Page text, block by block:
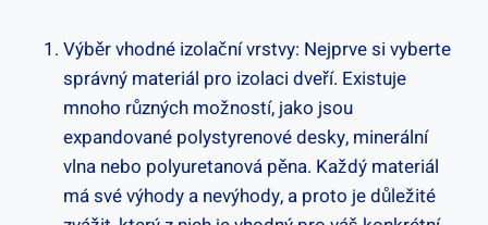
Výběr vhodné izolační vrstvy: Nejprve si vyberte
správný materiál pro izolaci dveří. Existuje
mnoho různých možností, jako jsou
expandované polystyrenové desky, minerální
vlna nebo polyuretanová pěna. Každý materiál
má své výhody a nevýhody, a proto je důležité